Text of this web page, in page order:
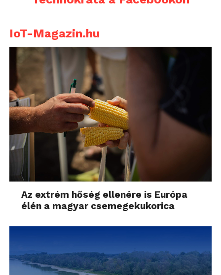
száguldhatott a Tatra 87.
lóerős motorral felszerelt Lamborghini
Alig 83 példány készült a V12-es, 575
lóerős motorral felszerelt Lamborghini
Diablo GT-ből.
1963 és 1969 között készült a René
Bonnet által formatervezett Matra Jet
6.
1963 és 1969 között készült a René
Bonnet által formatervezett Matra Jet
A gyártás első évéből származik a
manapság sokak által csak
IoT-Magazin.hu
Az extrém hőség ellenére is Európa
élén a magyar csemegekukorica